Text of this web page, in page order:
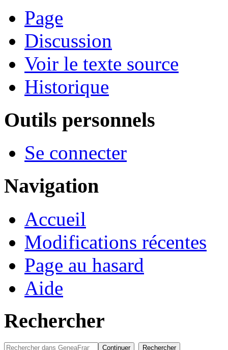
Page
Discussion
Voir le texte source
Historique
Outils personnels
Se connecter
Navigation
Accueil
Modifications récentes
Page au hasard
Aide
Rechercher